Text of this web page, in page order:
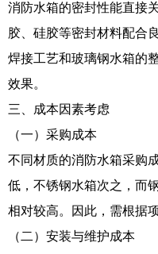
消防水箱的密封性能直接
胶、硅胶等密封材料配合
焊接工艺和玻璃钢水箱的
效果。
三、成本因素考虑
（一）采购成本
不同材质的消防水箱采购
低，不锈钢水箱次之，而
相对较高。因此，需根据
（二）安装与维护成本